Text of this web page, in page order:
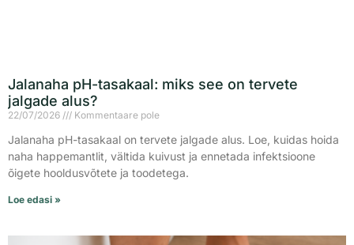
Jalanaha pH-tasakaal: miks see on tervete
jalgade alus?
22/07/2026 Kommentaare pole
Jalanaha pH-tasakaal on tervete jalgade alus. Loe, kuidas hoida
naha happemantlit, vältida kuivust ja ennetada infektsioone
õigete hooldusvõtete ja toodetega.
Loe edasi »